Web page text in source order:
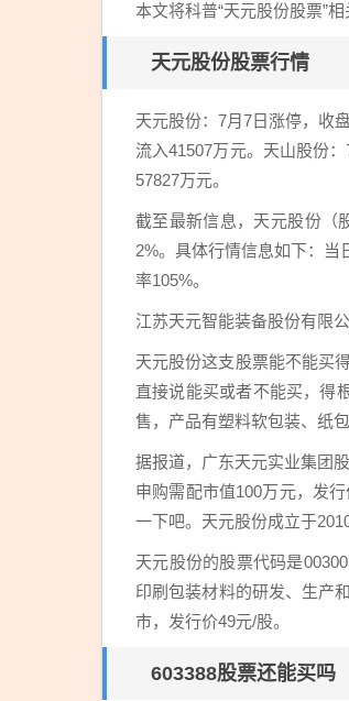
本文将科普“天元股份股票”
天元股份股票行情
天元股份：7月7日涨停，收
流入41507万元。天山股份
57827万元。
截至最新信息，天元股份（
2%。具体行情信息如下：当
率105%。
江苏天元智能装备股份有限
天元股份这支股票能不能买
直接说能买或者不能买，得
售，产品有塑料软包装、纸
据报道，广东天元实业集团
申购需配市值100万元，发
一下吧。天元股份成立于
天元股份的股票代码是
印刷包装材料的研发、生产
市，发行价49元/股。
603388股票还能买吗